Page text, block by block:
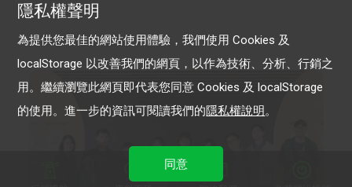
LINE 官方帳號
隱私權聲明
為提供您最佳的網站使用體驗，我們使用 Cookies 及
localStorage 以改善我們的網頁，以作為技術、分析、行銷之
用。繼續瀏覽此網頁即代表您同意 Cookies 及 localStorage
的使用。進一步的資訊可閱讀我們的隱私權說明。
同意